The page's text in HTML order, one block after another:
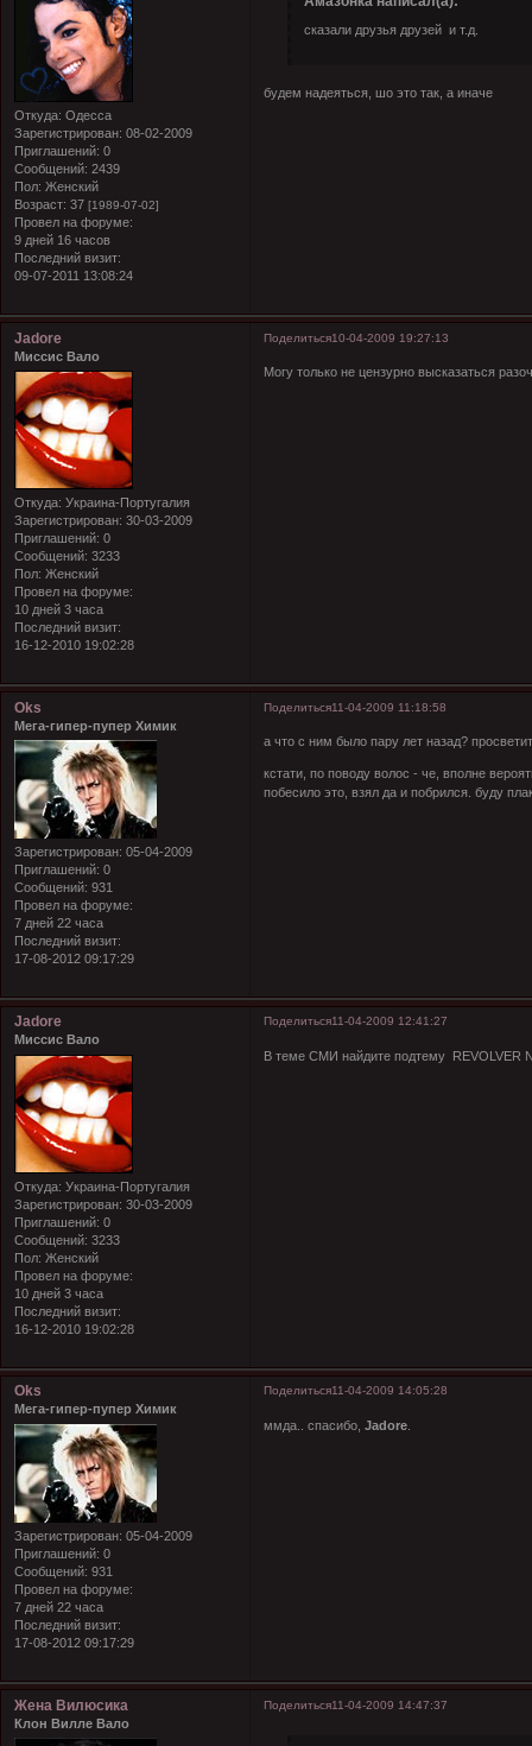
Откуда: Одесса
Зарегистрирован: 08-02-2009
Приглашений: 0
Сообщений: 2439
Пол: Женский
Возраст: 37 [1989-07-02]
Провел на форуме:
9 дней 16 часов
Последний визит:
09-07-2011 13:08:24
сказали друзья друзей и т.д.
будем надеяться, шо это так, а иначе
Поделиться10-04-2009 19:27:13
Jadore
Миссис Вало
Откуда: Украина-Португалия
Зарегистрирован: 30-03-2009
Приглашений: 0
Сообщений: 3233
Пол: Женский
Провел на форуме:
10 дней 3 часа
Последний визит:
16-12-2010 19:02:28
Могу только не цензурно высказаться
Поделиться11-04-2009 11:18:58
Oks
Мега-гипер-пупер Химик
Зарегистрирован: 05-04-2009
Приглашений: 0
Сообщений: 931
Провел на форуме:
7 дней 22 часа
Последний визит:
17-08-2012 09:17:29
а что с ним было пару лет назад?
кстати, по поводу волос - че, вполне
побесило это, взял да и побрился. буду
Поделиться11-04-2009 12:41:27
Jadore
Миссис Вало
Откуда: Украина-Португалия
Зарегистрирован: 30-03-2009
Приглашений: 0
Сообщений: 3233
Пол: Женский
Провел на форуме:
10 дней 3 часа
Последний визит:
16-12-2010 19:02:28
В теме СМИ найдите подтему REVOLVER
Поделиться11-04-2009 14:05:28
Oks
Мега-гипер-пупер Химик
Зарегистрирован: 05-04-2009
Приглашений: 0
Сообщений: 931
Провел на форуме:
7 дней 22 часа
Последний визит:
17-08-2012 09:17:29
ммда.. спасибо,Jadore
Поделиться11-04-2009 14:47:37
Жена Вилюсика
Клон Вилле Вало